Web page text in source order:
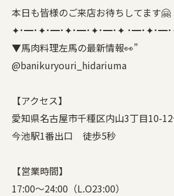
本日も皆様のご来店お待ちしてます🤗
✦･━･✦･━･✦･━･✦･━･✦ ･━･✦･━
▼馬肉料理左馬の最新情報👀”
@banikuryouri_hidariuma
【アクセス】
愛知県名古屋市千種区内山3丁目10-
今池駅1番出口 徒歩5秒
【営業時間】
17:00〜24:00（L.O23:00）